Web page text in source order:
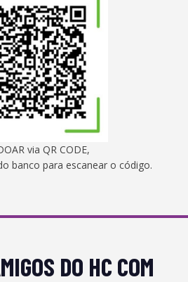
via QR CODE,
banco para escanear o código.
DO HC COM